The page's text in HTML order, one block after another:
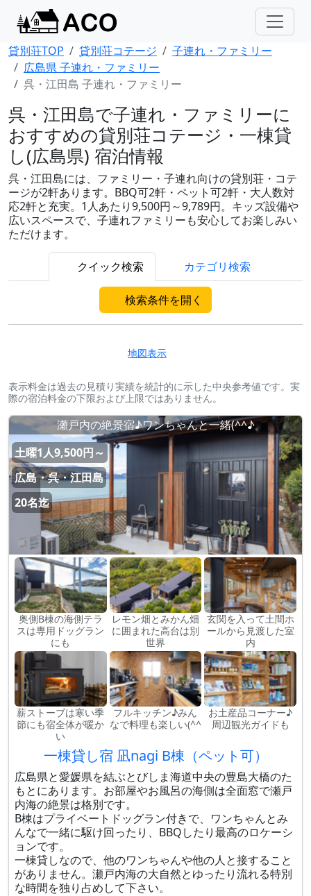
貸別荘TOP 貸別荘コテージ
子連れ・ファミリー
広島県 子連れ・ファミリー
呉・江田島 子連れ・ファミリー
呉・江田島で子連れ・ファミリーに
おすすめの貸別荘コテージ・一棟貸
し(広島県) 宿泊情報
呉・江田島には、ファミリー・子連れ向けの貸別荘・コテ
ージが2軒あります。BBQ可2軒・ペット可2軒・大人数対
応2軒と充実。1人あたり9,500円～9,789円。キッズ設備や
広いスペースで、子連れファミリーも安心してお楽しみい
ただけます。
クイック検索 カテゴリ検索
検索条件を開く
地図表示
表示料金は過去の見積り実績を統計的に示した中央参考値です。実
際の宿泊料金の下限および上限ではありません。
瀬戸内の絶景宿♪ワンちゃんと一緒(^^♪
土曜1人9,500円～
広島・呉・江田島
20名迄
奥側B棟の海側テラ
スは専用ドッグラン
にも
レモン畑とみかん畑
に囲まれた高台は別
世界
玄関を入って土間ホ
ールから見渡した室
内
薪ストーブは寒い季
節にも宿全体が暖か
い
フルキッチン♪みん
なで料理も楽しい(^^
お土産品コーナー♪
周辺観光ガイドも
一棟貸し宿 凪nagi B棟（ペット可）
広島県と愛媛県を結ぶとびしま海道中央の豊島大橋のた
もとにあります。お部屋やお風呂の海側は全面窓で瀬戸
内海の絶景は格別です。
B棟はプライベートドッグラン付きで、ワンちゃんとみ
んなで一緒に駆け回ったり、BBQしたり最高のロケーシ
ョンです。
一棟貸しなので、他のワンちゃんや他の人と接すること
がありません。瀬戸内海の大自然とゆったり流れる特別
な時間を独り占めして下さい。